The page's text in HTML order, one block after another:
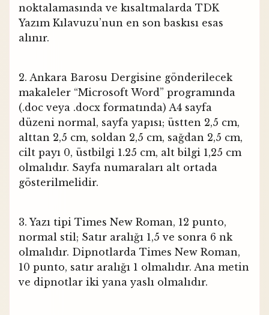
noktalamasında ve kısaltmalarda TDK
Yazım Kılavuzu’nun en son baskısı esas
alınır.
2. Ankara Barosu Dergisine gönderilecek
makaleler “Microsoft Word” programında
(.doc veya .docx formatında) A4 sayfa
düzeni normal, sayfa yapısı; üstten 2,5 cm,
alttan 2,5 cm, soldan 2,5 cm, sağdan 2,5 cm,
cilt payı 0, üstbilgi 1.25 cm, alt bilgi 1,25 cm
olmalıdır. Sayfa numaraları alt ortada
gösterilmelidir.
3. Yazı tipi Times New Roman, 12 punto,
normal stil; Satır aralığı 1,5 ve sonra 6 nk
olmalıdır. Dipnotlarda Times New Roman,
10 punto, satır aralığı 1 olmalıdır. Ana metin
ve dipnotlar iki yana yaslı olmalıdır.